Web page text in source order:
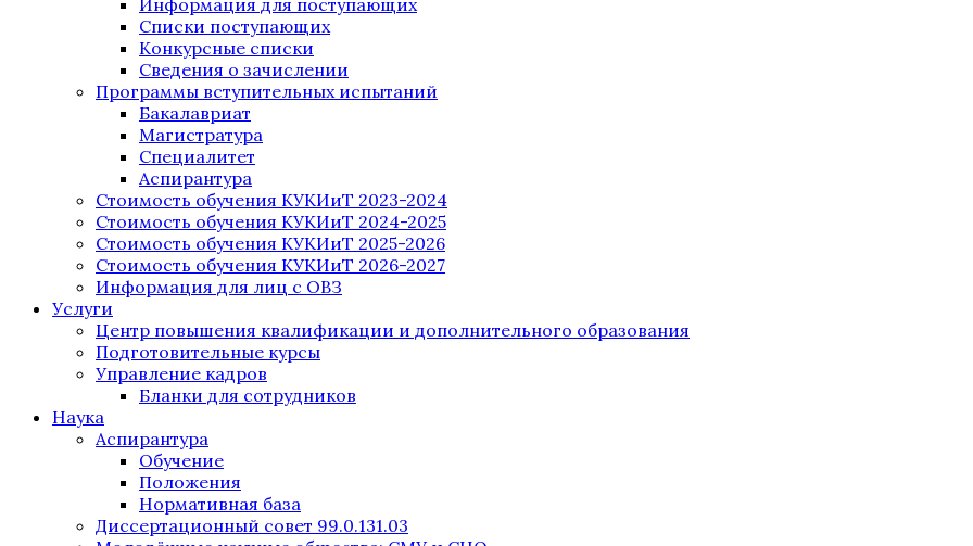
Информация для поступающих
Списки поступающих
Конкурсные списки
Сведения о зачислении
Программы вступительных испытаний
Бакалавриат
Магистратура
Специалитет
Аспирантура
Стоимость обучения КУКИиТ 2023-2024
Стоимость обучения КУКИиТ 2024-2025
Стоимость обучения КУКИиТ 2025-2026
Стоимость обучения КУКИиТ 2026-2027
Информация для лиц с ОВЗ
Услуги
Центр повышения квалификации и дополнительного образования
Подготовительные курсы
Управление кадров
Бланки для сотрудников
Наука
Аспирантура
Обучение
Положения
Нормативная база
Диссертационный совет 99.0.131.03